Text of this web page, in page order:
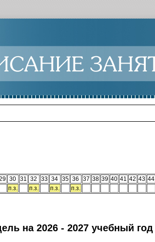
30 31 32 33 34 35 36 37 38 39 40 41 42 43 44
п.з. п.з. п.з. п.з.
на 2026 - 2027 учебный год